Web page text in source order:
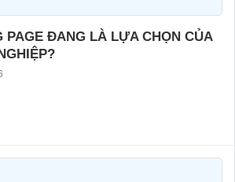
PAGE ĐANG LÀ LỰA CHỌN CỦA